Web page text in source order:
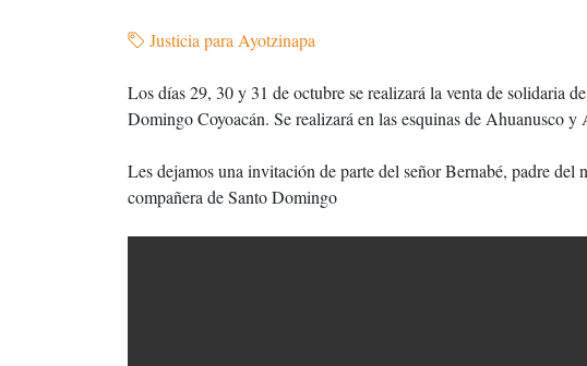
Justicia para Ayotzinapa
Los días 29, 30 y 31 de octubre se realizará la venta de solidaria
Domingo Coyoacán. Se realizará en las esquinas de Ahuanusco y
Les dejamos una invitación de parte del señor Bernabé, padre
compañera de Santo Domingo